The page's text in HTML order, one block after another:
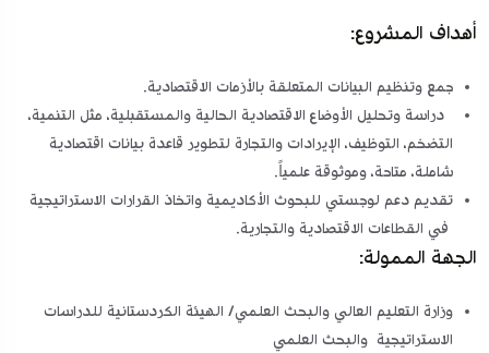
أهداف المشروع:
جمع وتنظيم البيانات المتعلقة بالأزمات الاقتصادية.
دراسة وتحليل الأوضاع الاقتصادية الحالية والمستقبلية، مثل التنمية،
التضخم، التوظيف، الإيرادات والتجارة لتطوير قاعدة بيانات اقتصادية
شاملة، متاحة، وموثوقة علمياً.
تقديم دعم لوجستي للبحوث الأكاديمية واتخاذ القرارات الاستراتيجية
في القطاعات الاقتصادية والتجارية.
الجهة الممولة:
وزارة التعليم العالي والبحث العلمي/ الهيئة الكردستانية للدراسات
الاستراتيجية والبحث العلمي